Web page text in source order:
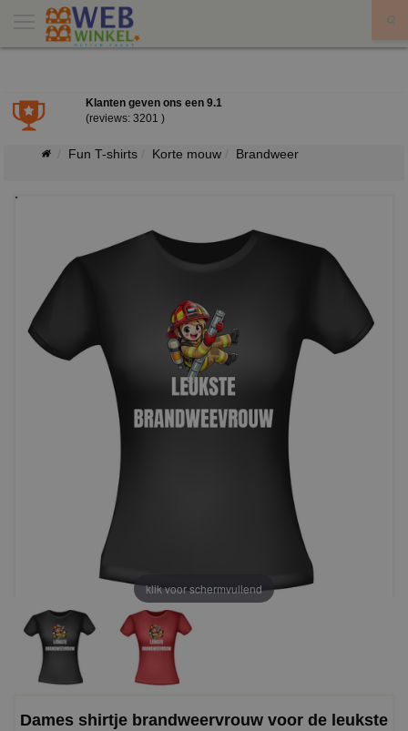
Klanten geven ons een 9.1
(reviews: 3201 )
Fun T-shirts Korte mouw Brandweer
klik voor schermvullend
Dames shirtje brandweervrouw voor de leukste